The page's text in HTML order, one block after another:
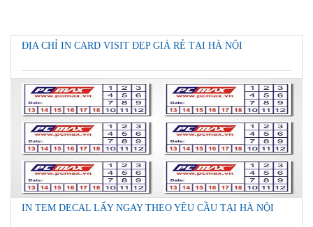
ĐỊA CHỈ IN CARD VISIT ĐẸP GIÁ RẺ TẠI HÀ NỘI
IN TEM DECAL LẤY NGAY THEO YÊU CẦU TẠI HÀ NỘI